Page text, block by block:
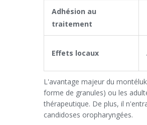
Adhésion au
traitement
Effets locaux
L'avantage majeur du
forme de granules) ou les
thérapeutique. De plus, il
candidoses oropharyngées.